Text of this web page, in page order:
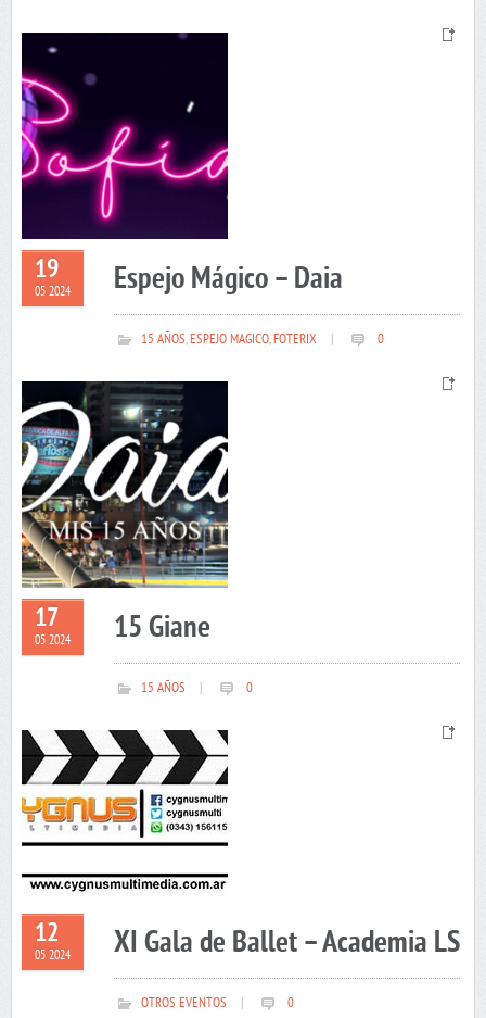
19
05 2024 Espejo Mágico – Daia
15 AÑOS,ESPEJO MAGICO,FOTERIX 0
17
05 2024 15 Giane
15 AÑOS 0
12
05 2024 XI Gala de Ballet – Academia LS
OTROS EVENTOS 0